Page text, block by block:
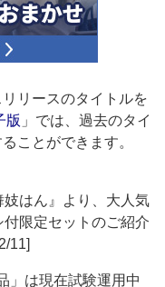
リースのタイトルを
版 」では、過去のタイ
ことができます。
はん』より、大人気
付限定セットのご紹介
11]
」は現在試験運用中